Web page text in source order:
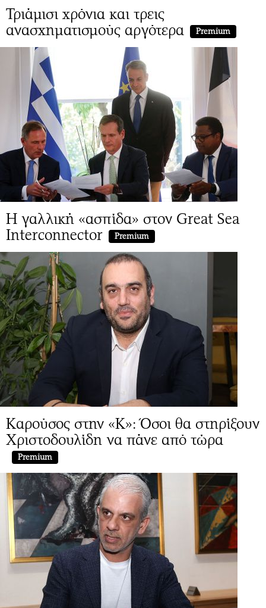
Τριάμισι χρόνια και τρεις
ανασχηματισμούς αργότερα
Premium
Η γαλλική «ασπίδα» στον Great Sea
Interconnector
Premium
Καρούσος στην «Κ»: Όσοι θα στηρίξουν
Χριστοδουλίδη να πάνε από τώρα
Premium